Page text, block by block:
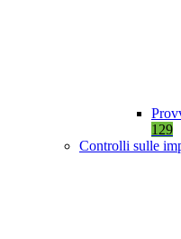
129
Controlli sulle